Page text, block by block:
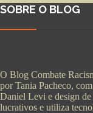
SOBRE O BLOG
O Blog Combate
por Tania Pacheco,
Daniel Levi e design
lucrativos e utiliza